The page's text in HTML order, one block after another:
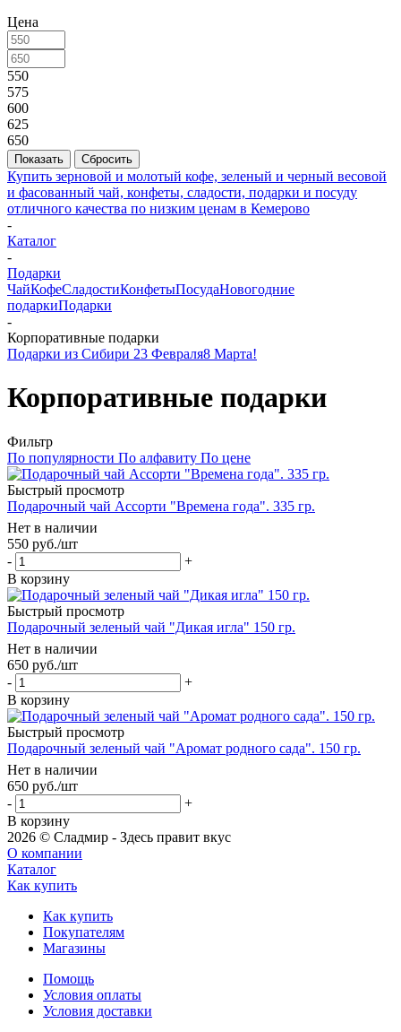
Цена
550
575
600
625
650
Сбросить
Купить зерновой и молотый кофе, зеленый и черный весовой
и фасованный чай, конфеты, сладости, подарки и посуду
отличного качества по низким ценам в Кемерово
-
Каталог
-
Подарки
ЧайКофеСладостиКонфетыПосудаНовогодние
подаркиПодарки
-
Корпоративные подарки
Подарки из Сибири 23 Февраля8 Марта!
Корпоративные подарки
Фильтр
По популярности По алфавиту По цене
Быстрый просмотр
Подарочный чай Ассорти "Времена года". 335 гр.
Нет в наличии
550 руб./шт
-
+
В корзину
Быстрый просмотр
Подарочный зеленый чай "Дикая игла" 150 гр.
Нет в наличии
650 руб./шт
-
+
В корзину
Быстрый просмотр
Подарочный зеленый чай "Аромат родного сада". 150 гр.
Нет в наличии
650 руб./шт
-
+
В корзину
2026 © Сладмир - Здесь правит вкус
О компании
Каталог
Как купить
Как купить
Покупателям
Магазины
Помощь
Условия оплаты
Условия доставки